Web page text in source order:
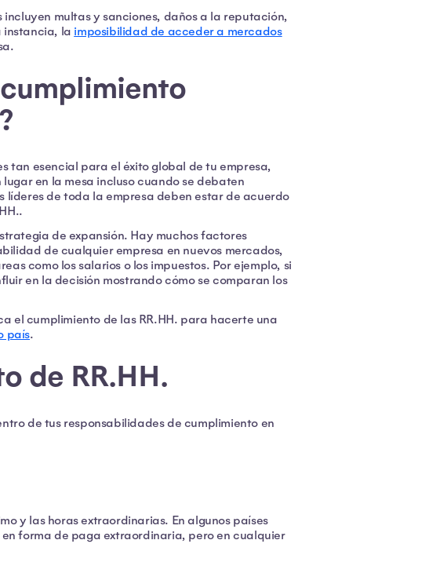
multas y sanciones, daños a la reputación,
instancia, la imposibilidad de acceder a mercados
tan esencial para el éxito global de tu empresa,
en la mesa incluso cuando se debaten
líderes de toda la empresa deben estar de acuerdo
de expansión. Hay muchos factores
de cualquier empresa en nuevos mercados,
como los salarios o los impuestos. Por ejemplo, si
en la decisión mostrando cómo se comparan los
el cumplimiento de las RR.HH. para hacerte una
país.
de RR.HH.
de tus responsabilidades de cumplimiento en
y las horas extraordinarias. En algunos países
forma de paga extraordinaria, pero en cualquier